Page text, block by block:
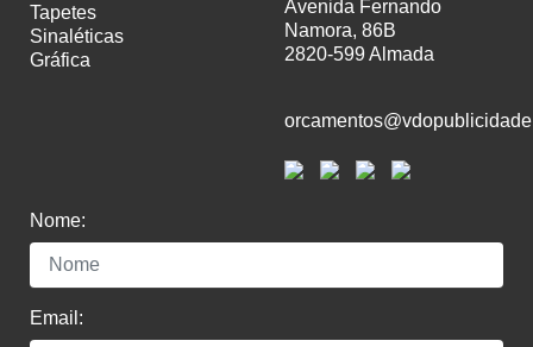
tapetes
sinaléticas
gráfica
Avenida Fernando
Namora, 86B
2820-599 Almada
Nome:
Email: